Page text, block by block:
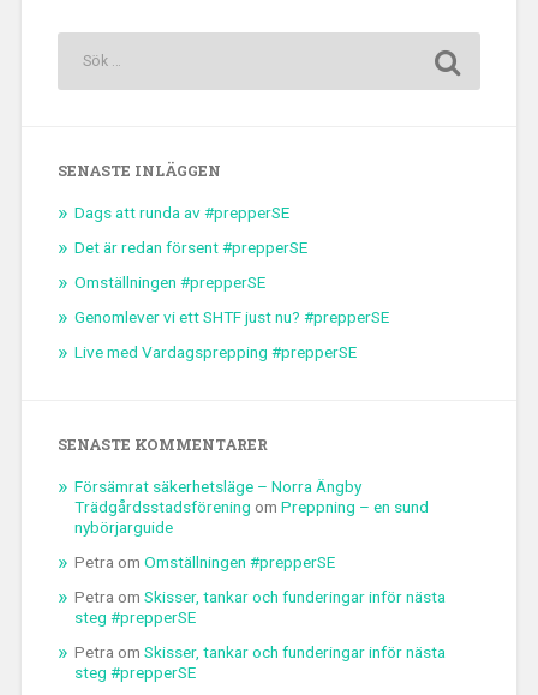
SENASTE INLÄGGEN
Dags att runda av #prepperSE
Det är redan försent #prepperSE
Omställningen #prepperSE
Genomlever vi ett SHTF just nu? #prepperSE
Live med Vardagsprepping #prepperSE
SENASTE KOMMENTARER
Försämrat säkerhetsläge – Norra Ängby
Trädgårdsstadsförening om Preppning – en sund
nybörjarguide
Petra om Omställningen #prepperSE
Petra om Skisser, tankar och funderingar inför nästa
steg #prepperSE
Petra om Skisser, tankar och funderingar inför nästa
steg #prepperSE